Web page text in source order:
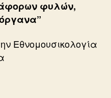
φυλών,
Εθνομουσικολογία